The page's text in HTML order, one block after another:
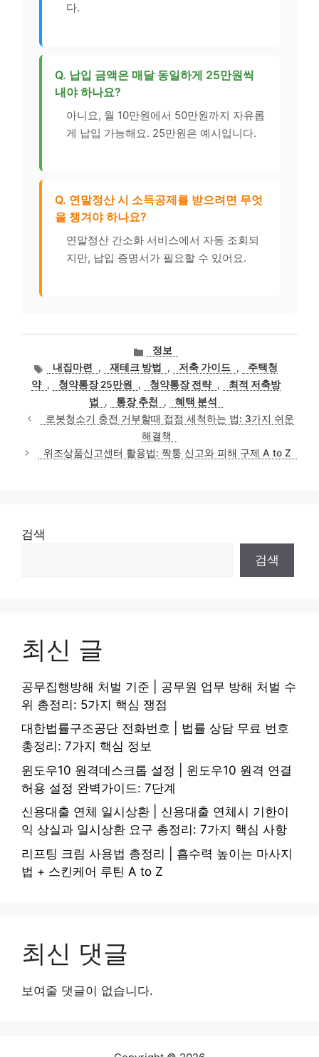
다.
Q. 납입 금액은 매달 동일하게 25만원씩
내야 하나요?
아니요, 월 10만원에서 50만원까지 자유롭
게 납입 가능해요. 25만원은 예시입니다.
Q. 연말정산 시 소득공제를 받으려면 무엇
을 챙겨야 하나요?
연말정산 간소화 서비스에서 자동 조회되
지만, 납입 증명서가 필요할 수 있어요.
카
테
고
리
정보
태내집마련 , 재테크 방법 , 저축 가이드 ,
주택청
약 , 청약통장 25만원 , 청약통장 전략 ,
최적 저축방
법
, 통장 추천 ,
혜택 분석
로봇청소기 충전 거부할때 접점 세척하는 법: 3가지 쉬운
해결책
위조상품신고센터 활용법: 짝퉁 신고와 피해 구제 A to Z
검색
검색
최신 글
공무집행방해 처벌 기준 | 공무원 업무 방해 처벌 수
위 총정리: 5가지 핵심 쟁점
대한법률구조공단 전화번호 | 법률 상담 무료 번호
총정리: 7가지 핵심 정보
윈도우10 원격데스크톱 설정 | 윈도우10 원격 연결
허용 설정 완벽가이드: 7단계
신용대출 연체 일시상환 | 신용대출 연체시 기한이
익 상실과 일시상환 요구 총정리: 7가지 핵심 사항
리프팅 크림 사용법 총정리 | 흡수력 높이는 마사지
법 + 스킨케어 루틴 A to Z
최신 댓글
보여줄 댓글이 없습니다.